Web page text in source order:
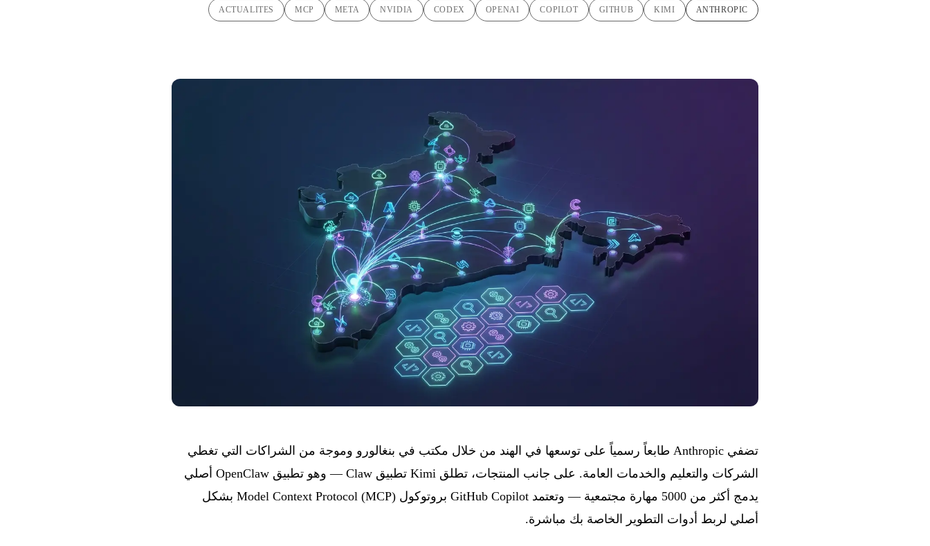
ANTHROPIC
KIMI
GITHUB
COPILOT
OPENAI
CODEX
NVIDIA
META
MCP
ACTUALITES
تضفي Anthropic طابعاً رسمياً على توسعها في الهند من خلال مكتب في بنغالورو وموجة من الشراكات التي تغطي
الشركات والتعليم والخدمات العامة. على جانب المنتجات، تطلق Kimi تطبيق Claw — وهو تطبيق OpenClaw أصلي
يدمج أكثر من 5000 مهارة مجتمعية — وتعتمد GitHub Copilot بروتوكول Model Context Protocol (MCP) بشكل
أصلي لربط أدوات التطوير الخاصة بك مباشرة.